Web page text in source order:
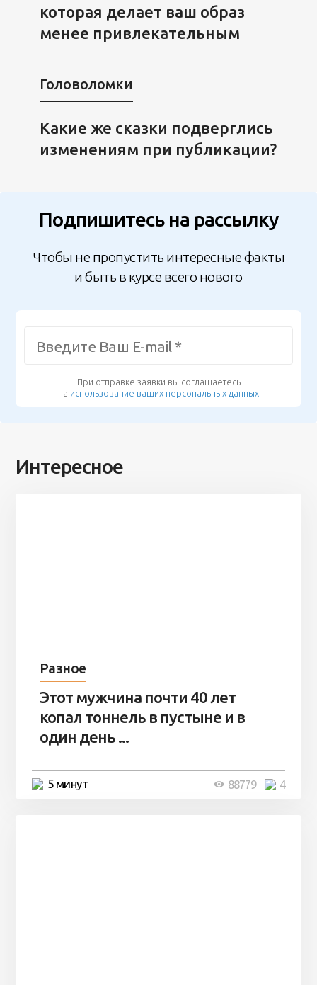
которая делает ваш образ
менее привлекательным
Головоломки
Какие же сказки подверглись
изменениям при публикации?
Подпишитесь на рассылку
Чтобы не пропустить интересные факты
и быть в курсе всего нового
При отправке заявки вы соглашаетесь
на использование ваших персональных данных
Интересное
Разное
Этот мужчина почти 40 лет
копал тоннель в пустыне и в
один день ...
5 минут 4
88779